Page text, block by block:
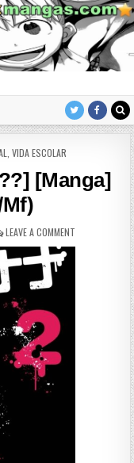
VIDA ESCOLAR
[Manga]
LEAVE A COMMENT ON MUNOU